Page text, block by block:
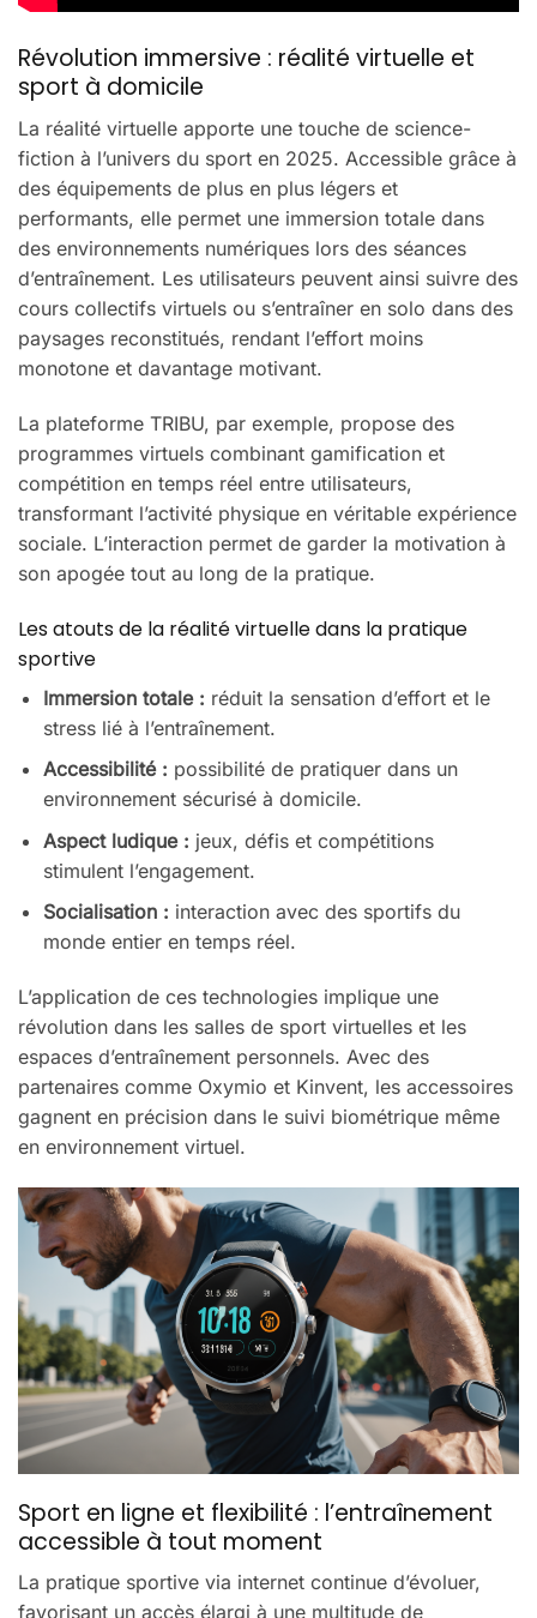
Révolution immersive : réalité virtuelle et
sport à domicile
La réalité virtuelle apporte une touche de science-
fiction à l’univers du sport en 2025. Accessible grâce à
des équipements de plus en plus légers et
performants, elle permet une immersion totale dans
des environnements numériques lors des séances
d’entraînement. Les utilisateurs peuvent ainsi suivre des
cours collectifs virtuels ou s’entraîner en solo dans des
paysages reconstitués, rendant l’effort moins
monotone et davantage motivant.
La plateforme TRIBU, par exemple, propose des
programmes virtuels combinant gamification et
compétition en temps réel entre utilisateurs,
transformant l’activité physique en véritable expérience
sociale. L’interaction permet de garder la motivation à
son apogée tout au long de la pratique.
Les atouts de la réalité virtuelle dans la pratique
sportive
Immersion totale : réduit la sensation d’effort et le
stress lié à l’entraînement.
Accessibilité : possibilité de pratiquer dans un
environnement sécurisé à domicile.
Aspect ludique : jeux, défis et compétitions
stimulent l’engagement.
Socialisation : interaction avec des sportifs du
monde entier en temps réel.
L’application de ces technologies implique une
révolution dans les salles de sport virtuelles et les
espaces d’entraînement personnels. Avec des
partenaires comme Oxymio et Kinvent, les accessoires
gagnent en précision dans le suivi biométrique même
en environnement virtuel.
Sport en ligne et flexibilité : l’entraînement
accessible à tout moment
La pratique sportive via internet continue d’évoluer,
favorisant un accès élargi à une multitude de